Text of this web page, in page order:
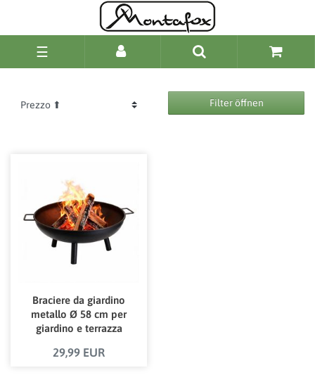
☰
Filter öffnen
Braciere da giardino
metallo Ø 58 cm per
giardino e terrazza
29,99 EUR